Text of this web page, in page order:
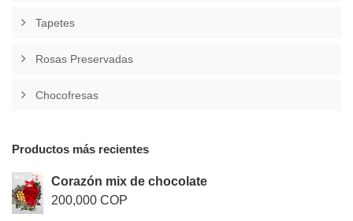
Tapetes
Rosas Preservadas
Chocofresas
Productos más recientes
Corazón mix de chocolate
200,000 COP